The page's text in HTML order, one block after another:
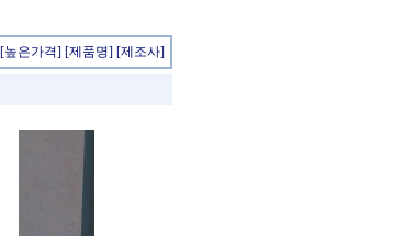
[높은가격] [제품명] [제조사]